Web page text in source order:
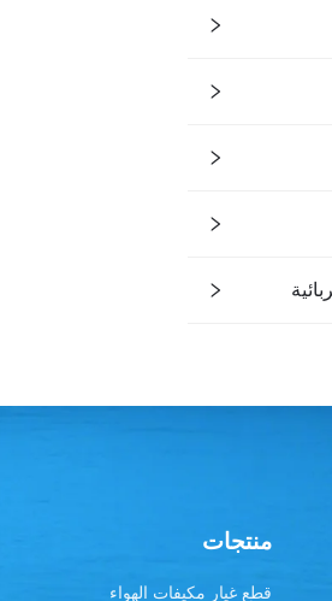
منتجات
قطع غيار مكيفات الهواء